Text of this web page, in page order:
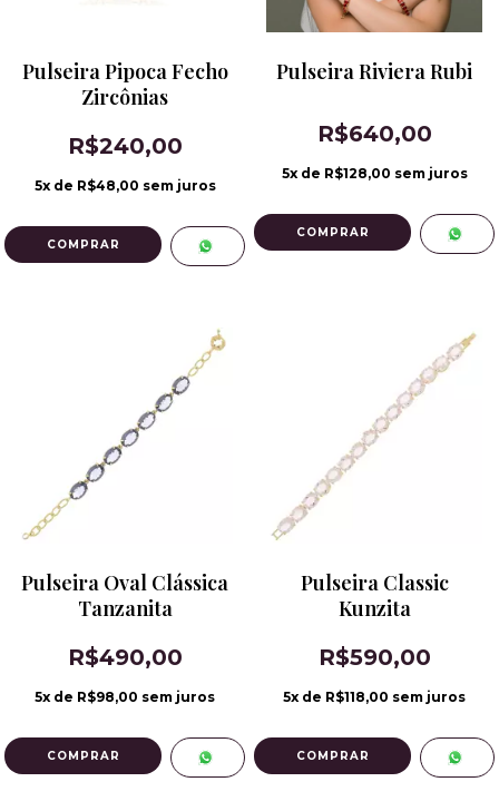
Pulseira Pipoca Fecho
Zircônias
R$240,00
5x de R$48,00 sem juros
Pulseira Riviera Rubi
R$640,00
5x de R$128,00 sem juros
Pulseira Oval Clássica
Tanzanita
R$490,00
5x de R$98,00 sem juros
Pulseira Classic
Kunzita
R$590,00
5x de R$118,00 sem juros